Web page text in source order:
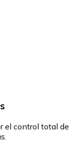
el control total de